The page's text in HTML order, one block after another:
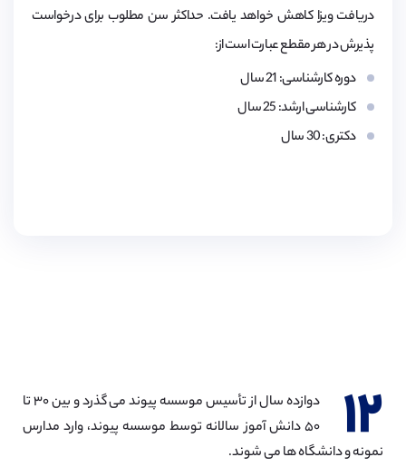
دریافت ویزا کاهش خواهد یافت. حداکثر سن مطلوب برای درخواست
پذیرش در هر مقطع عبارت است از:
دوره کارشناسی: 21 سال
کارشناسی ارشد: 25 سال
دکتری: 30 سال
۱۲
دوازده سال از تأسیس موسسه پیوند می گذرد و بین ۳۰ تا
۵۰ دانش آموز سالانه توسط موسسه پیوند، وارد مدارس
نمونه و دانشگاه ها می شوند.